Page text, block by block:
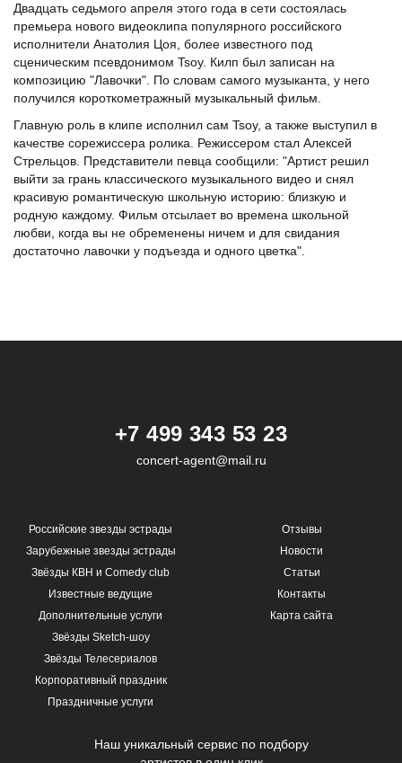
Двадцать седьмого апреля этого года в сети состоялась
премьера нового видеоклипа популярного российского
исполнители Анатолия Цоя, более известного под
сценическим псевдонимом Tsoy. Килп был записан на
композицию "Лавочки". По словам самого музыканта, у него
получился короткометражный музыкальный фильм.
Главную роль в клипе исполнил сам Tsoy, а также выступил в
качестве сорежиссера ролика. Режиссером стал Алексей
Стрельцов. Представители певца сообщили: "Артист решил
выйти за грань классического музыкального видео и снял
красивую романтическую школьную историю: близкую и
родную каждому. Фильм отсылает во времена школьной
любви, когда вы не обременены ничем и для свидания
достаточно лавочки у подъезда и одного цветка".
+7 499 343 53 23
concert-agent@mail.ru
Российские звезды эстрады
Зарубежные звезды эстрады
Звёзды КВН и Comedy club
Известные ведущие
Дополнительные услуги
Звёзды Sketch-шоу
Звёзды Телесериалов
Корпоративный праздник
Праздничные услуги
Отзывы
Новости
Статьи
Контакты
Карта сайта
Наш уникальный сервис по подбору